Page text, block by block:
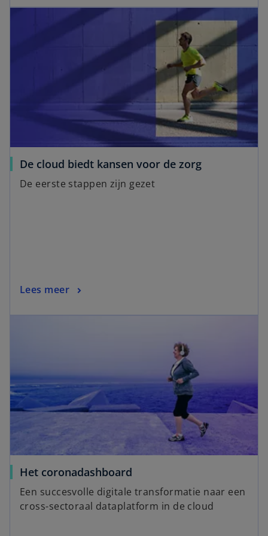
De cloud biedt kansen voor de zorg
De eerste stappen zijn gezet
Lees meer
Het coronadashboard
Een succesvolle digitale transformatie naar een
cross-sectoraal dataplatform in de cloud